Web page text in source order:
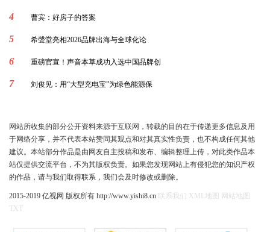
4 曹宾：好房子的答案
5 希聲堂亮相2026品牌出海与全球化论
6 重磅官宣！声音本草成功入选中国品牌创
7 刘俊见：用“大型充电宝”为绿色能源保
网站所收集的部分公开资料来源于互联网，转载的目的在于传递更多信息及用
于网络分享，并不代表本站赞同其观点和对其真实性负责，也不构成任何其他
建议。本站部分作品是由网友自主投稿和发布、编辑整理上传，对此类作品本
站仅提供交流平台，不为其版权负责。如果您发现网站上有侵犯您的知识产权
的作品，请与我们取得联系，我们会及时修改或删除。
2015-2019 亿视网 版权所有 http://www.yishi8.cn 联系我们 XML地图
网站地图
TXT